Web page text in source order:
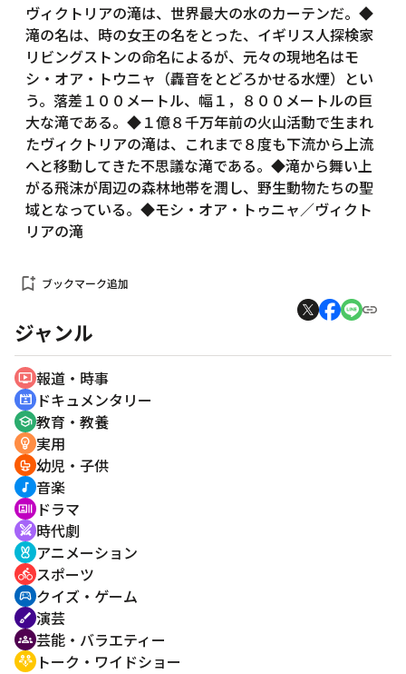
ヴィクトリアの滝は、世界最大の水のカーテンだ。◆
滝の名は、時の女王の名をとった、イギリス人探検家
リビングストンの命名によるが、元々の現地名はモ
シ・オア・トウニャ（轟音をとどろかせる水煙）とい
う。落差１００メートル、幅１，８００メートルの巨
大な滝である。◆１億８千万年前の火山活動で生まれ
たヴィクトリアの滝は、これまで８度も下流から上流
へと移動してきた不思議な滝である。◆滝から舞い上
がる飛沫が周辺の森林地帯を潤し、野生動物たちの聖
域となっている。◆モシ・オア・トゥニャ／ヴィクト
リアの滝
bookmark_add ブックマーク追加
ジャンル
ondemand_video 報道・時事
cinematic_blur ドキュメンタリー
school 教育・教養
emoji_objects 実用
crib 幼児・子供
music_note 音楽
recent_actors ドラマ
swords 時代劇
cruelty_free アニメーション
directions_bike スポーツ
sports_esports クイズ・ゲーム
brush 演芸
groups 芸能・バラエティー
adaptive_audio_mic トーク・ワイドショー